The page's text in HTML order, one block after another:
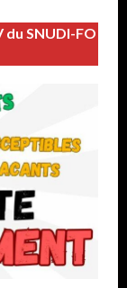
du SNUDI-FO